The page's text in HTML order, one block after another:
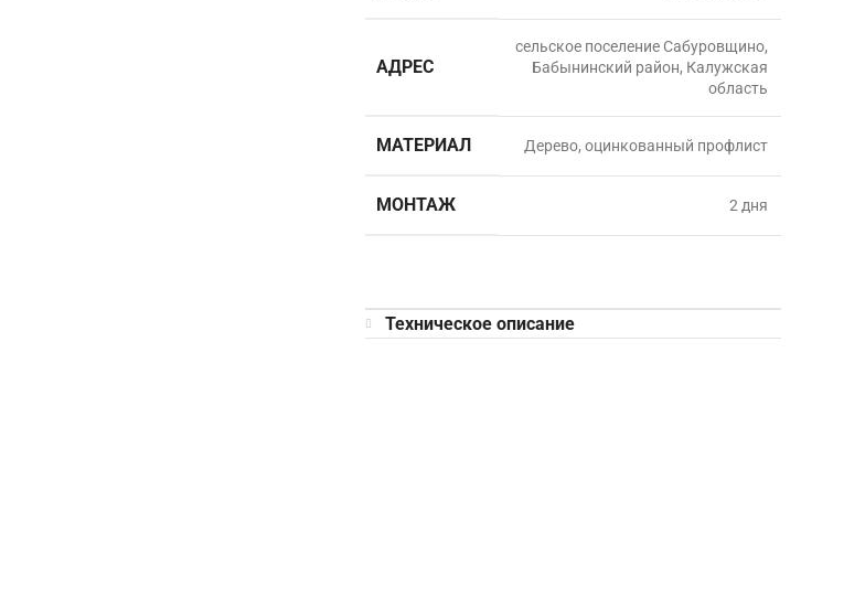
АДРЕС
сельское поселение Сабуровщино,
Бабынинский район, Калужская
область
МАТЕРИАЛ Дерево, оцинкованный профлист
МОНТАЖ 2 дня
Техническое описание